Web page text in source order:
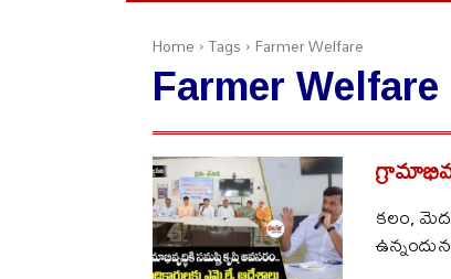
Home Tags Farmer Welfare
Farmer Welfare
క‌లం,